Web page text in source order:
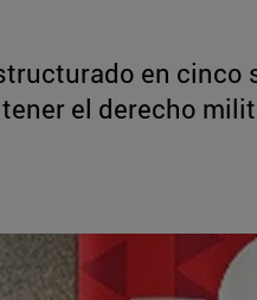
en
el derecho